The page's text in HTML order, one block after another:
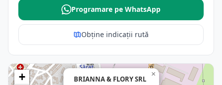
Programare pe WhatsApp
Obține indicații rută
BRIANNA & FLORY SRL
×
+